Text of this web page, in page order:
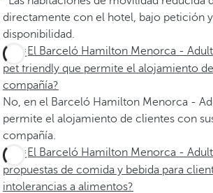
directamente con el hotel, bajo petición
disponibilidad.
¿El Barceló Hamilton Menorca -
pet friendly que permite el alojamiento
compañía?
No, en el Barceló Hamilton Menorca -
permite el alojamiento de clientes con
compañía.
¿El Barceló Hamilton Menorca -
propuestas de comida y bebida para
intolerancias a alimentos?